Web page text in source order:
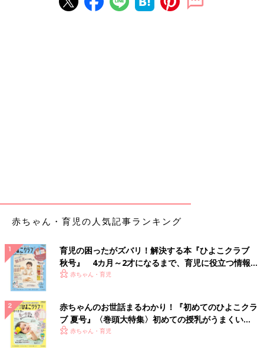
ちんちんがないように見えてしまいます。程度が強い場合は手術
■男の子の病気
・
包茎（ほうけい）
・尿道下裂（にょうどうかれつ）
・停留精巣（ていりゅうせいそう）・停留睾丸（ていりゅうこう
がん）
■気になる！男の子の症状
・恥垢（ちこう）
・傍尿道口嚢胞（ぼうにょうどうこうのうほう）
赤ちゃん・育児の人気記事ランキング
育児の困ったがズバリ！解決する本『ひよこクラブ
秋号』 4カ月～2才になるまで、育児に役立つ情報が
いっぱい！
赤ちゃん・育児
赤ちゃんのお世話まるわかり！『初めてのひよこクラ
ブ 夏号』〈巻頭大特集〉初めての授乳がうまくい
く！ おっぱい・ミルクの基本と夏のトラブル 解決テ
赤ちゃん・育児